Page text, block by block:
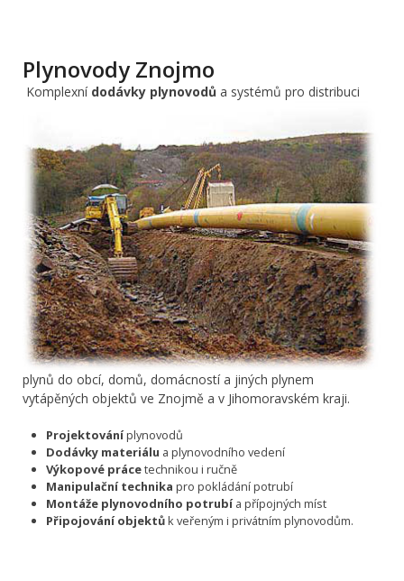
Plynovody Znojmo
Komplexní dodávky plynovodů a systémů pro distribuci
plynů do obcí, domů, domácností a jiných plynem
vytápěných objektů ve Znojmě a v Jihomoravském kraji.
Projektováníplynovodů
Dodávky materiálu a plynovodního vedení
Výkopové prácetechnikou i ručně
Manipulační technika pro pokládání potrubí
Montáže plynovodního potrubía přípojných míst
Připojování objektůk veřeným i privátním plynovodům.